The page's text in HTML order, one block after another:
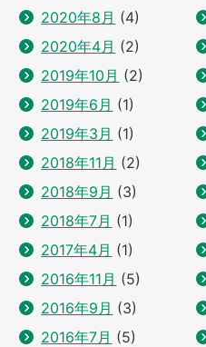
2020年8月 (4)
2020年4月 (2)
2019年10月 (2)
2019年6月 (1)
2019年3月 (1)
2018年11月 (2)
2018年9月 (3)
2018年7月 (1)
2017年4月 (1)
2016年11月 (5)
2016年9月 (3)
2016年7月 (5)